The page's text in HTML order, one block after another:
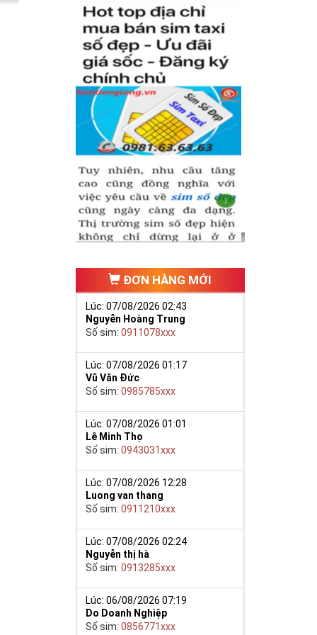
ĐƠN HÀNG MỚI
Lúc: 07/08/2026 02:43
Nguyễn Hoàng Trung
Số sim:0911078xxx
Lúc: 07/08/2026 01:17
Vũ Văn Đức
Số sim:0985785xxx
Lúc: 07/08/2026 01:01
Lê Minh Thọ
Số sim:0943031xxx
Lúc: 07/08/2026 12:28
Luong van thang
Số sim:0911210xxx
Lúc: 07/08/2026 02:24
Nguyễn thị hà
Số sim:0913285xxx
Lúc: 06/08/2026 07:19
Do Doanh Nghiệp
Số sim:0856771xxx